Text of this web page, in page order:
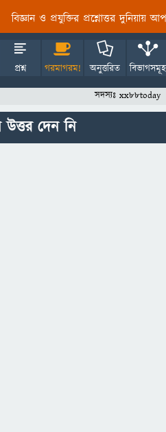
বিজ্ঞান ও প্রযুক্তির প্রশ্নোত্তর দুনিয়ায়
প্রশ্ন গরমাগরম! অনুত্তরিত বিভাগসমূহ
সদস্যঃ xx88today
দেন নি